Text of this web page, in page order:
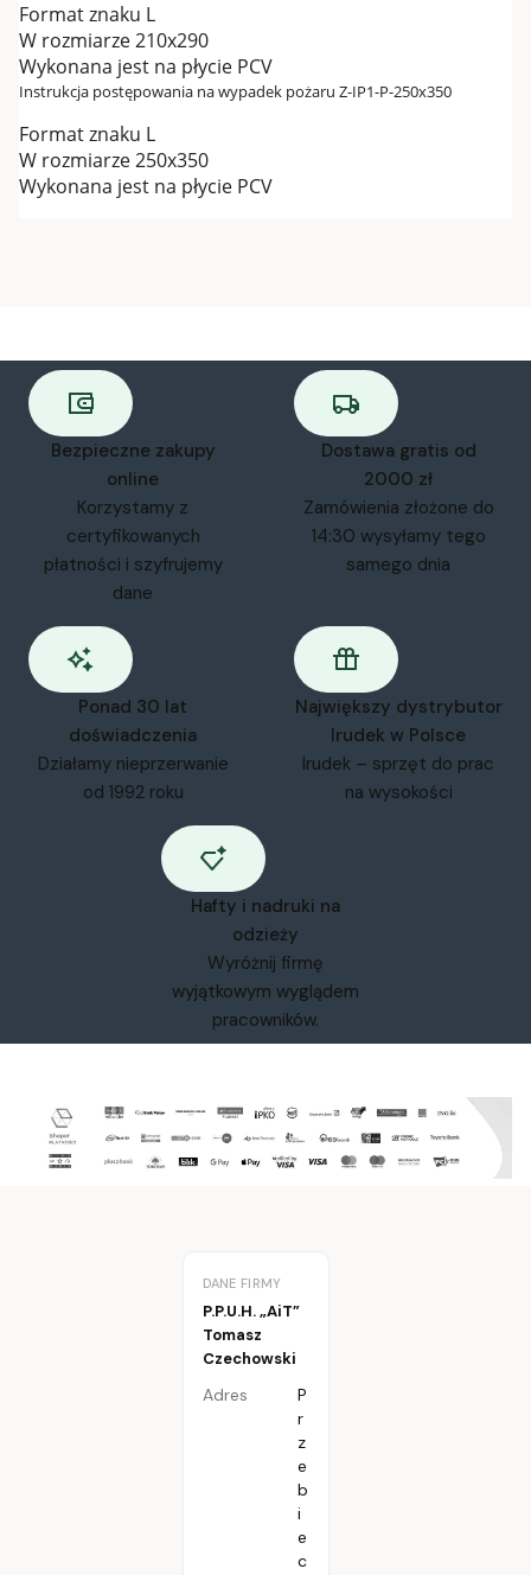
Format znaku L
W rozmiarze 210x290
Wykonana jest na płycie PCV
Instrukcja postępowania na wypadek pożaru Z-IP1-P-250x350
Format znaku L
W rozmiarze 250x350
Wykonana jest na płycie PCV
Bezpieczne zakupy
online
Korzystamy z
certyfikowanych
płatności i szyfrujemy
dane
Dostawa gratis od
2000 zł
Zamówienia złożone do
14:30 wysyłamy tego
samego dnia
Ponad 30 lat
doświadczenia
Działamy nieprzerwanie
od 1992 roku
Największy dystrybutor
Irudek w Polsce
Irudek – sprzęt do prac
na wysokości
Hafty i nadruki na
odzieży
Wyróżnij firmę
wyjątkowym wyglądem
pracowników.
DANE FIRMY
P.P.U.H. „AiT”
Tomasz
Czechowski
Adres
P
r
z
e
b
i
e
c